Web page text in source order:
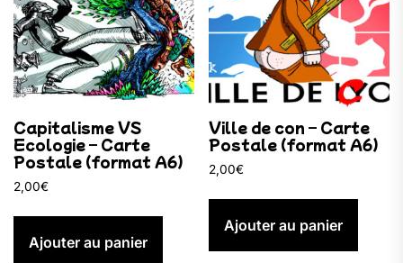
Capitalisme VS
Ecologie – Carte
Postale (format A6)
2,00€
Ajouter au panier
Ville de con – Carte
Postale (format A6)
2,00€
Ajouter au panier